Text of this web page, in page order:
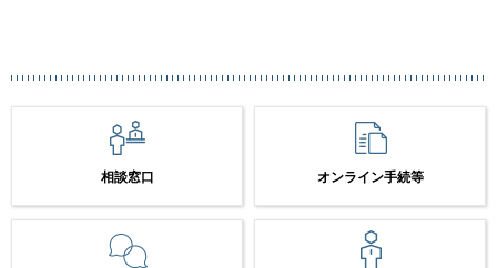
相談窓口 オンライン手続等